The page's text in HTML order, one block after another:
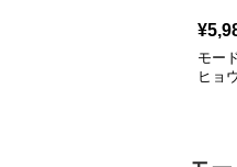
¥
モー
ヒョ